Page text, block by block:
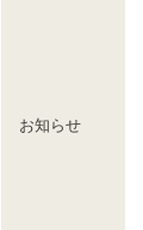
お知らせ